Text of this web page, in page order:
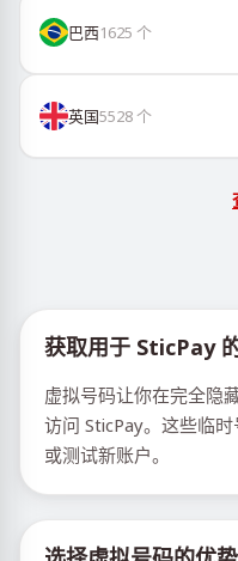
巴西1625 个
英国5528个
获取用于 SticPay
虚拟号码让你在完全隐
访问 SticPay。这些临
或测试新账户。